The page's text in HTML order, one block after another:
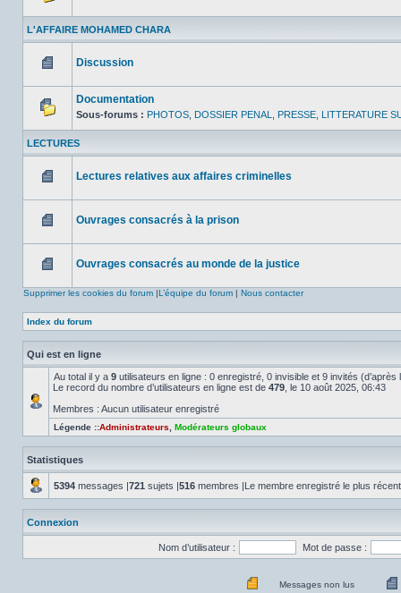
message
non
lu
L'AFFAIRE MOHAMED CHARA
message
non
Discussion
message
non
lu
Documentation
Sous-forums : PHOTOS DOSSIER PENAL PRESSE LITTERATURE
LECTURES
message
Lectures relatives aux affaires criminelles
message
Ouvrages consacrés à la prison
message
Ouvrages consacrés au monde de la justice
Supprimer les cookies du forum |L’équipe du forum | Nous contacter
Index du forum
Qui est en ligne
Au total il y a 9 utilisateurs en ligne : 0 enregistré, 0 invisible et 9 invités
Le record du nombre d’utilisateurs en ligne est de 479 , le 10 août 2025, 06:43
Membres : Aucun utilisateur enregistré
Légende ::Administrateurs Modérateurs globaux
Statistiques
5394 messages |721 sujets |516 membres |Le membre enregistré le plus
Connexion
Nom d’utilisateur : Mot de passe :
Messages non lus